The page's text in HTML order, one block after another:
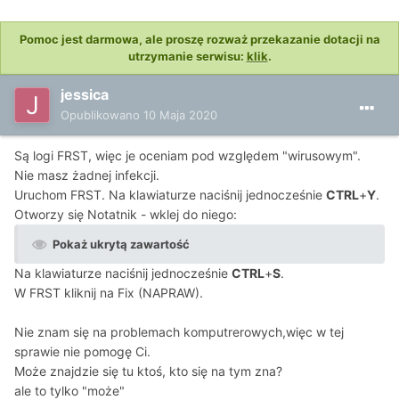
Pomoc jest darmowa, ale proszę rozważ przekazanie dotacji na
utrzymanie serwisu: klik.
jessica
Opublikowano 10 Maja 2020
Są logi FRST, więc je oceniam pod względem "wirusowym".
Nie masz żadnej infekcji.
Uruchom FRST. Na klawiaturze naciśnij jednocześnie CTRL+Y.
Otworzy się Notatnik - wklej do niego:
Pokaż ukrytą zawartość
Na klawiaturze naciśnij jednocześnie CTRL+S.
W FRST kliknij na Fix (NAPRAW).
Nie znam się na problemach komputrerowych,więc w tej
sprawie nie pomogę Ci.
Może znajdzie się tu ktoś, kto się na tym zna?
ale to tylko "może"